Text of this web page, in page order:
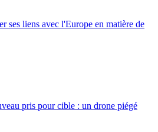
ses liens avec l'Europe en matière de
pris pour cible : un drone piégé